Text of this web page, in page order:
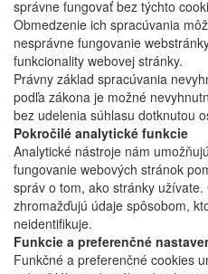
správne fungovať bez týchto
Obmedzenie ich spracúvania
nesprávne fungovanie
funkcionality webovej stránky.
Právny základ spracúvania
podľa zákona je možné
bez udelenia súhlasu dotknutou
Pokročilé analytické funkcie
Analytické nástroje nám
fungovanie webových stránok
správ o tom, ako stránky užívate.
zhromažďujú údaje spôsobom,
neidentifikuje.
Funkcie a preferenčné
Funkčné a preferenčné cookies